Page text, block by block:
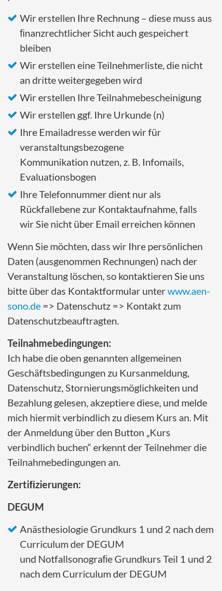
Wir erstellen Ihre Rechnung – diese muss aus
ﬁnanzrechtlicher Sicht auch gespeichert
bleiben
Wir erstellen eine Teilnehmerliste, die nicht
an dritte weitergegeben wird
Wir erstellen Ihre Teilnahmebescheinigung
Wir erstellen ggf. Ihre Urkunde (n)
Ihre Emailadresse werden wir für
veranstaltungsbezogene
Kommunikation nutzen, z. B. Infomails,
Evaluationsbogen
Ihre Telefonnummer dient nur als
Rückfallebene zur Kontaktaufnahme, falls
wir Sie nicht über Email erreichen können
Wenn Sie möchten, dass wir Ihre persönlichen
Daten (ausgenommen Rechnungen) nach der
Veranstaltung löschen, so kontaktieren Sie uns
bitte über das Kontaktformular unterwww.aen-
sono.de => Datenschutz => Kontakt zum
Datenschutzbeauftragten.
Teilnahmebedingungen:
Ich habe die oben genannten allgemeinen
Geschäftsbedingungen zu Kursanmeldung,
Datenschutz, Stornierungsmöglichkeiten und
Bezahlung gelesen, akzeptiere diese, und melde
mich hiermit verbindlich zu diesem Kurs an. Mit
der Anmeldung über den Button „Kurs
verbindlich buchen“ erkennt der Teilnehmer die
Teilnahmebedingungen an.
Zertiﬁzierungen:
DEGUM
Anästhesiologie Grundkurs 1 und 2 nach dem
Curriculum der DEGUM
und Notfallsonograﬁe Grundkurs Teil 1 und 2
nach dem Curriculum der DEGUM